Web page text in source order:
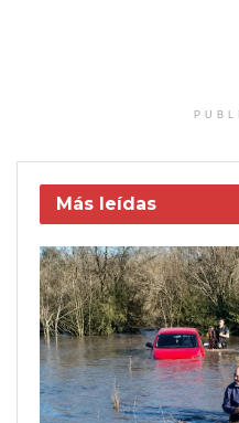
Más leídas